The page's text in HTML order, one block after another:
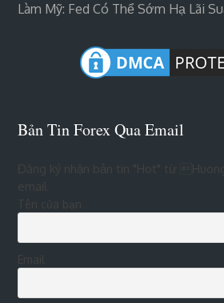
Làm Mỹ: Fed Có Thể Sớm Hạ Lãi
Bản Tin Forex Qua Email
Đăng ký nhận bản tin "Hot" từ
Tên của bạn